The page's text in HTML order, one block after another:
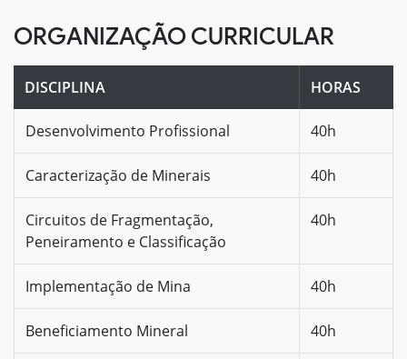
ORGANIZAÇÃO CURRICULAR
DISCIPLINA HORAS
Desenvolvimento Profissional 40h
Caracterização de Minerais 40h
Circuitos de Fragmentação,
Peneiramento e Classificação
40h
Implementação de Mina 40h
Beneficiamento Mineral 40h